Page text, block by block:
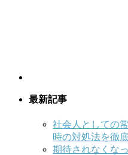
最新記事
社会人としての
時の対処法を徹
期待されなくな